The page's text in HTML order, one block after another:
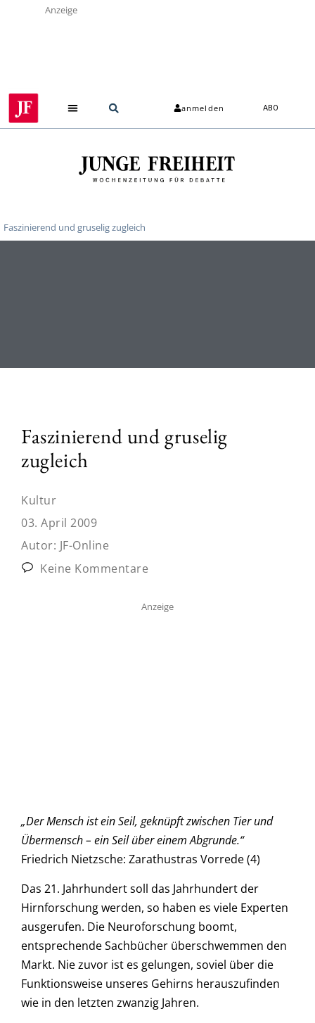
Anzeige
anmelden ABO
Faszinierend und gruselig zugleich
Faszinierend und gruselig
zugleich
Kultur
03. April 2009
Autor: JF-Online
Keine Kommentare
Anzeige
„Der Mensch ist ein Seil, geknüpft zwischen Tier und
Übermensch – ein Seil über einem Abgrunde.“
Friedrich Nietzsche: Zarathustras Vorrede (4)
Das 21. Jahrhundert soll das Jahrhundert der
Hirnforschung werden, so haben es viele Experten
ausgerufen. Die Neuroforschung boomt,
entsprechende Sachbücher überschwemmen den
Markt. Nie zuvor ist es gelungen, soviel über die
Funktionsweise unseres Gehirns herauszufinden
wie in den letzten zwanzig Jahren.